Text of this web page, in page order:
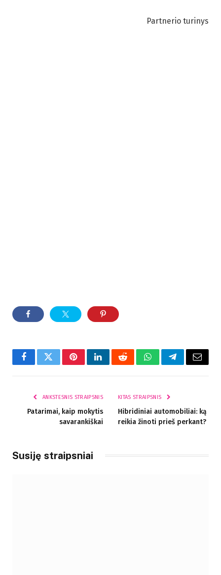
Partnerio turinys
FacebookTwitterPinterestLinkedInRedditWhatsAppTelegram
El.
ANKSTESNIS STRAIPSNIS
Patarimai, kaip mokytis
savarankiškai
KITAS STRAIPSNIS
Hibridiniai automobiliai: ką
reikia žinoti prieš perkant?
Susiję straipsniai